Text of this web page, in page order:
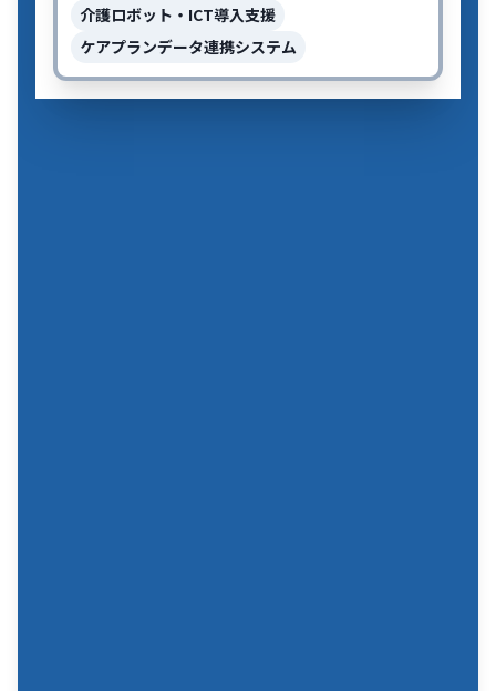
介護ロボット・ICT導入支援
ケアプランデータ連携システム